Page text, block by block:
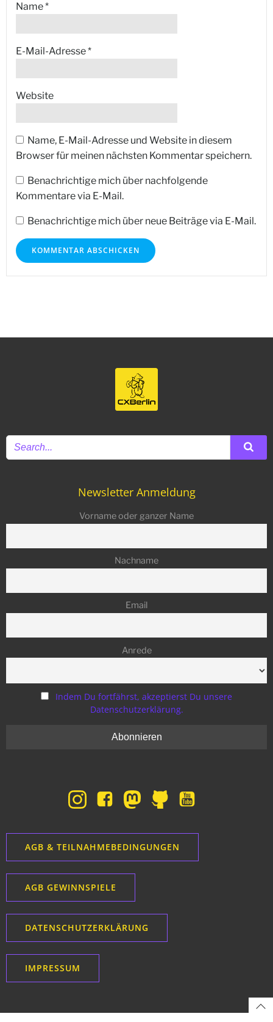
Name*
E-Mail-Adresse*
Website
Name, E-Mail-Adresse und Website in diesem
Browser für meinen nächsten Kommentar speichern.
Benachrichtige mich über nachfolgende
Kommentare via E-Mail.
Benachrichtige mich über neue Beiträge via E-Mail.
Newsletter Anmeldung
Vorname oder ganzer Name
Nachname
Email
Anrede
Indem Du fortfährst, akzeptierst Du unsere
Datenschutzerklärung.
AGB & TEILNAHMEBEDINGUNGEN
AGB GEWINNSPIELE
DATENSCHUTZERKLÄRUNG
IMPRESSUM